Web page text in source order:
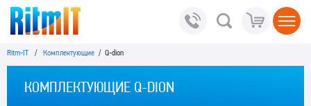
Ritm-IT / Комплектующие / Q-dion
КОМПЛЕКТУЮЩИЕ Q-DION